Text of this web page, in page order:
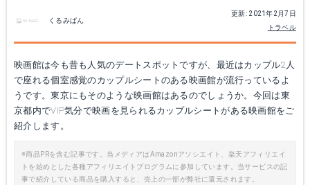
更新: 2021年2月7日
トラベル
くるみぱん
映画館は今も昔も人気のデートスポットですが、最近はカップル2人
で座れる個室感覚のカップルシートのある映画館が流行っているよ
うです。東京にもそのような映画館はあるのでしょうか。今回は東
京都内でVIP気分で映画を見られるカップルシートがある映画館をご
紹介します。
※商品PRを含む記事です。当メディアはAmazonアソシエイト、楽天アフィリエイ
トを始めとした各種アフィリエイトプログラムに参加しています。当サービスの記
事で紹介している商品を購入すると、売上の一部が弊社に還元されます。